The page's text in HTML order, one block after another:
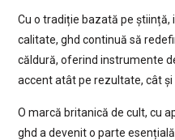
Cu o tradiție bazată pe știință,
calitate, ghd continuă să
căldură, oferind instrumente
accent atât pe rezultate, cât și
O marcă britanică de cult, cu
ghd a devenit o parte